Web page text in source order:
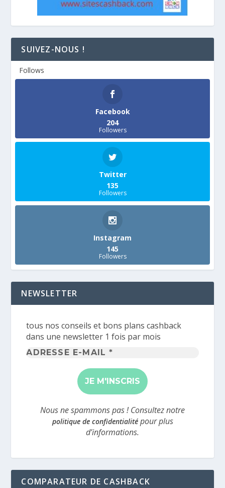
SUIVEZ-NOUS !
Follows
Facebook
204
Followers
Twitter
135
Followers
Instagram
145
Followers
NEWSLETTER
tous nos conseils et bons plans cashback
dans une newsletter 1 fois par mois
Adresse
mail
*
Nous ne spammons pas ! Consultez notre
politique de confidentialitépour plus
d’informations.
COMPARATEUR DE CASHBACK